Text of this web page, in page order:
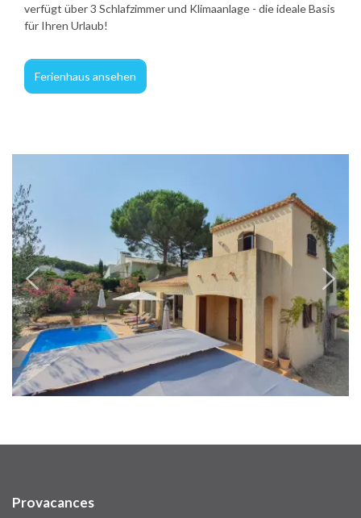
verfügt über 3 Schlafzimmer und Klimaanlage - die ideale Basis
für Ihren Urlaub!
Ferienhaus ansehen
Provacances